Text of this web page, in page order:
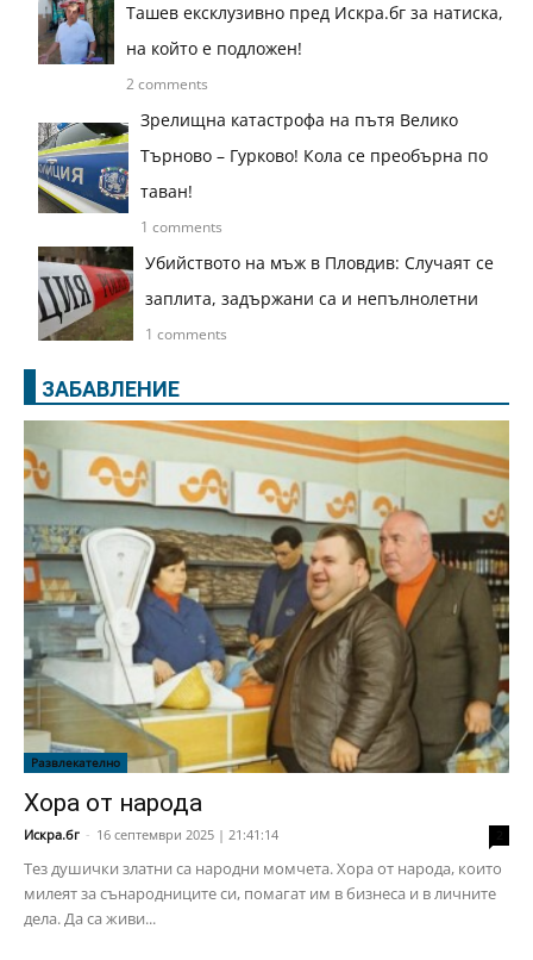
Ташев ексклузивно пред Искра.бг за натиска,
на който е подложен!
2 comments
Зрелищна катастрофа на пътя Велико
Търново – Гурково! Кола се преобърна по
таван!
1 comments
Убийството на мъж в Пловдив: Случаят се
заплита, задържани са и непълнолетни
1 comments
ЗАБАВЛЕНИЕ
Развлекателно
Хора от народа
Искра.бг - 16 септември 2025 | 21:41:14
Тез душички златни са народни момчета. Хора от народа, които
милеят за сънародниците си, помагат им в бизнеса и в личните
дела. Да са живи...